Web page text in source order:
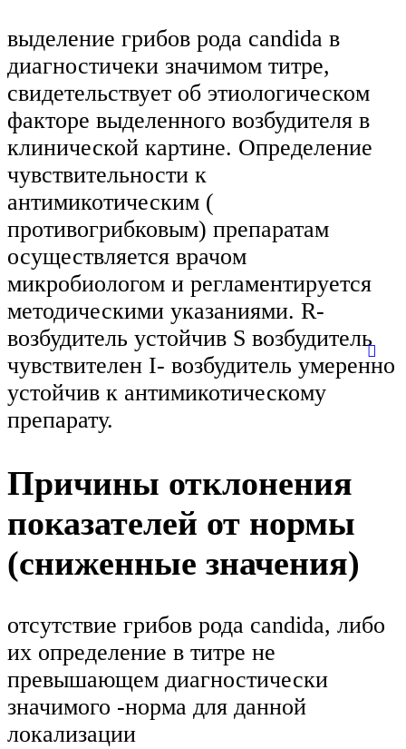
выделение грибов рода candida в
диагностичеки значимом титре,
свидетельствует об этиологическом
факторе выделенного возбудителя в
клинической картине. Определение
чувствительности к
антимикотическим (
противогрибковым) препаратам
осуществляется врачом
микробиологом и регламентируется
методическими указаниями. R-
возбудитель устойчив S возбудитель
чувствителен I- возбудитель умеренно
устойчив к антимикотическому
препарату.
Причины отклонения
показателей от нормы
(сниженные значения)
отсутствие грибов рода candida, либо
их определение в титре не
превышающем диагностически
значимого -норма для данной
локализации